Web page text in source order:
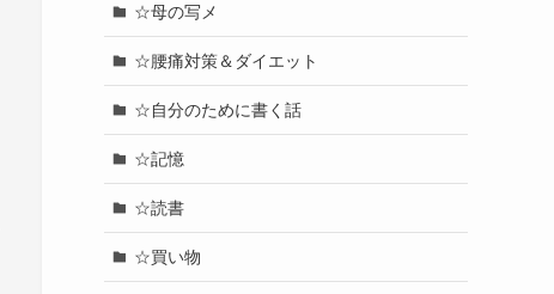
☆母の写メ
☆腰痛対策＆ダイエット
☆自分のために書く話
☆記憶
☆読書
☆買い物